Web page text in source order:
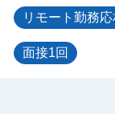
リモート勤務
面接1回